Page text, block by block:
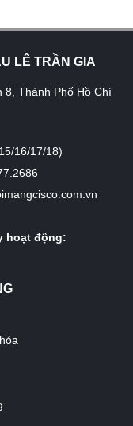
LÊ TRẦN GIA
8, Thành Phố Hồ Chí
16/17/18)
hoạt động: